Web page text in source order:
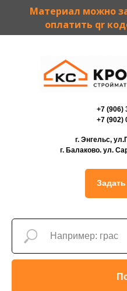
Материал можно
оплатить qr
+7 (906)
+7 (902)
г. Энгельс,
г. Балаково. ул.